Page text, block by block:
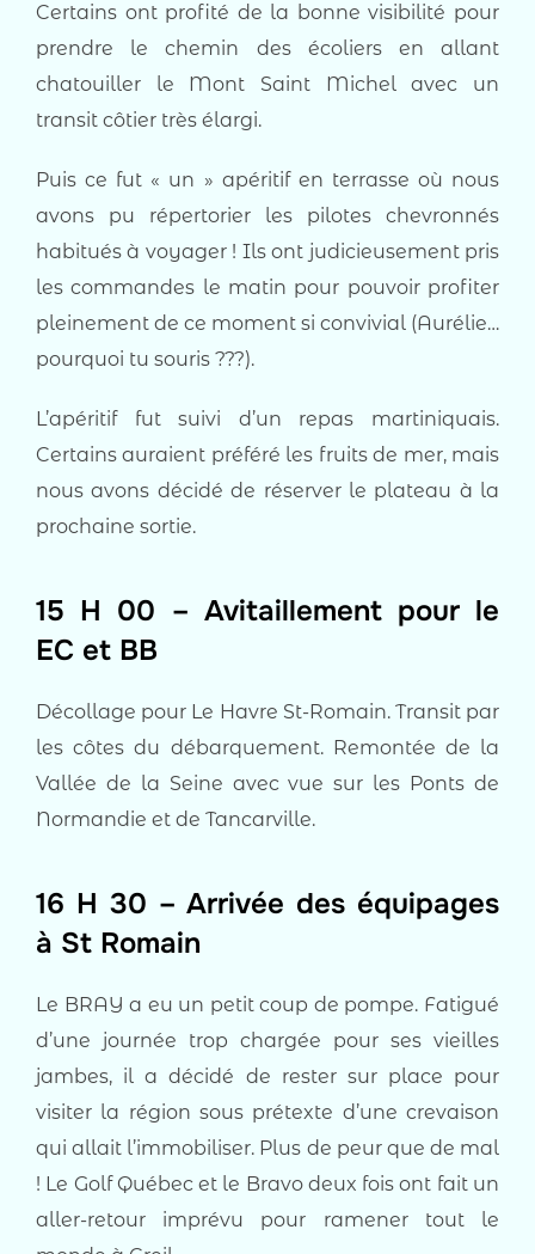
Certains ont profité de la bonne visibilité pour
prendre le chemin des écoliers en allant
chatouiller le Mont Saint Michel avec un
transit côtier très élargi.
Puis ce fut « un » apéritif en terrasse où nous
avons pu répertorier les pilotes chevronnés
habitués à voyager ! Ils ont judicieusement pris
les commandes le matin pour pouvoir profiter
pleinement de ce moment si convivial (Aurélie…
pourquoi tu souris ???).
L’apéritif fut suivi d’un repas martiniquais.
Certains auraient préféré les fruits de mer, mais
nous avons décidé de réserver le plateau à la
prochaine sortie.
15 H 00 – Avitaillement pour le
EC et BB
Décollage pour Le Havre St-Romain. Transit par
les côtes du débarquement. Remontée de la
Vallée de la Seine avec vue sur les Ponts de
Normandie et de Tancarville.
16 H 30 – Arrivée des équipages
à St Romain
Le BRAY a eu un petit coup de pompe. Fatigué
d’une journée trop chargée pour ses vieilles
jambes, il a décidé de rester sur place pour
visiter la région sous prétexte d’une crevaison
qui allait l’immobiliser. Plus de peur que de mal
! Le Golf Québec et le Bravo deux fois ont fait un
aller-retour imprévu pour ramener tout le